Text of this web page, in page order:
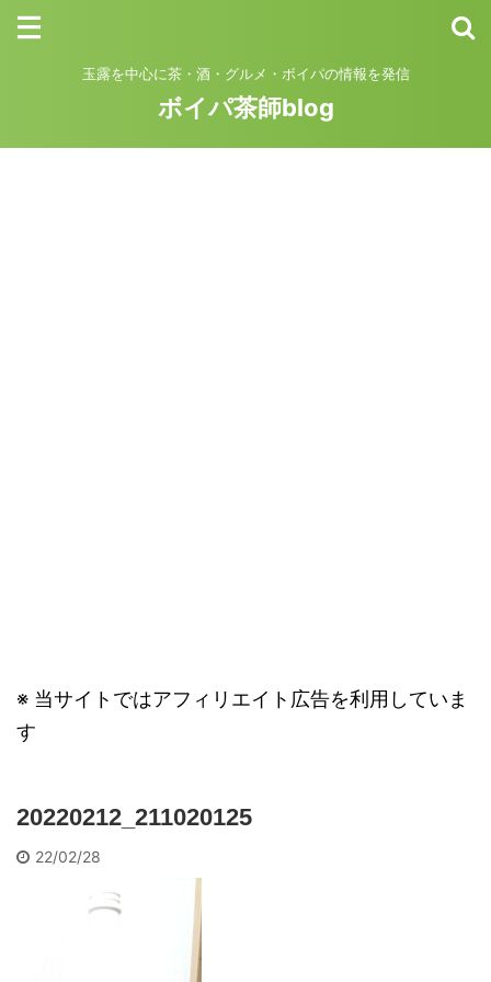
玉露を中心に茶・酒・グルメ・ボイパの情報を発信
ボイパ茶師blog
※ 当サイトではアフィリエイト広告を利用していま
す
20220212_211020125
22/02/28